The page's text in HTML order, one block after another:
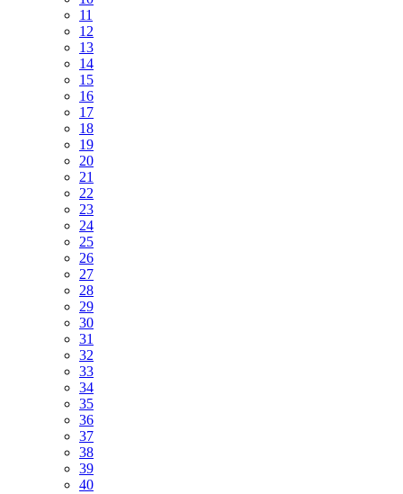
11
12
13
14
15
16
17
18
19
20
21
22
23
24
25
26
27
28
29
30
31
32
33
34
35
36
37
38
39
40